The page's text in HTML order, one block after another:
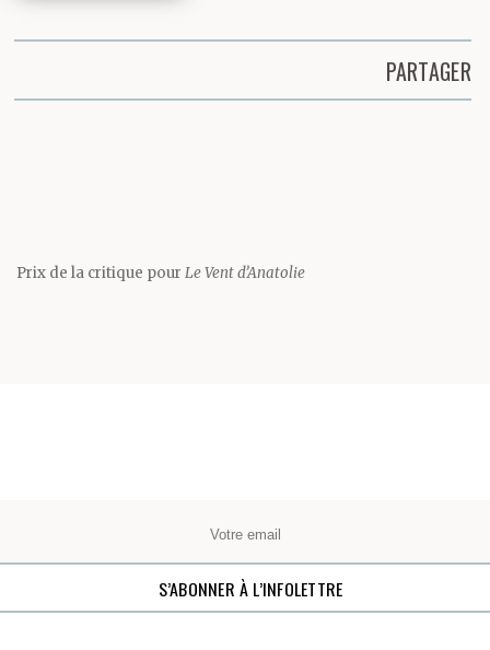
PARTAGER
Prix de la critique pour Le Vent d’Anatolie